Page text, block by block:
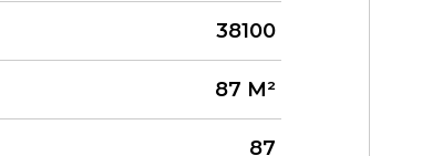
38100
87 M²
87